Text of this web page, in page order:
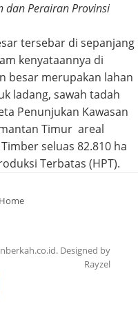
dan Perairan Provinsi
tersebar di sepanjang
kenyataannya di
besar merupakan lahan
ladang, sawah tadah
Penunjukan Kawasan
Timur areal
seluas 82.810 ha
Terbatas (HPT).
Home
Designed by
Rayzel